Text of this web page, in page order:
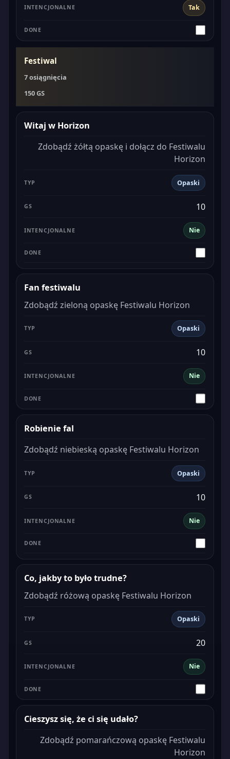
Tak
Festiwal
7 osiągnięcia
150 GS
Witaj w Horizon
Zdobądź żółtą opaskę i dołącz do Festiwalu
Horizon
Opaski
Nie
10
Fan festiwalu
Zdobądź zieloną opaskę Festiwalu Horizon
Opaski
Nie
10
Robienie fal
Zdobądź niebieską opaskę Festiwalu Horizon
Opaski
Nie
10
Co, jakby to było trudne?
Zdobądź różową opaskę Festiwalu Horizon
Opaski
Nie
20
Cieszysz się, że ci się udało?
Zdobądź pomarańczową opaskę Festiwalu
Horizon